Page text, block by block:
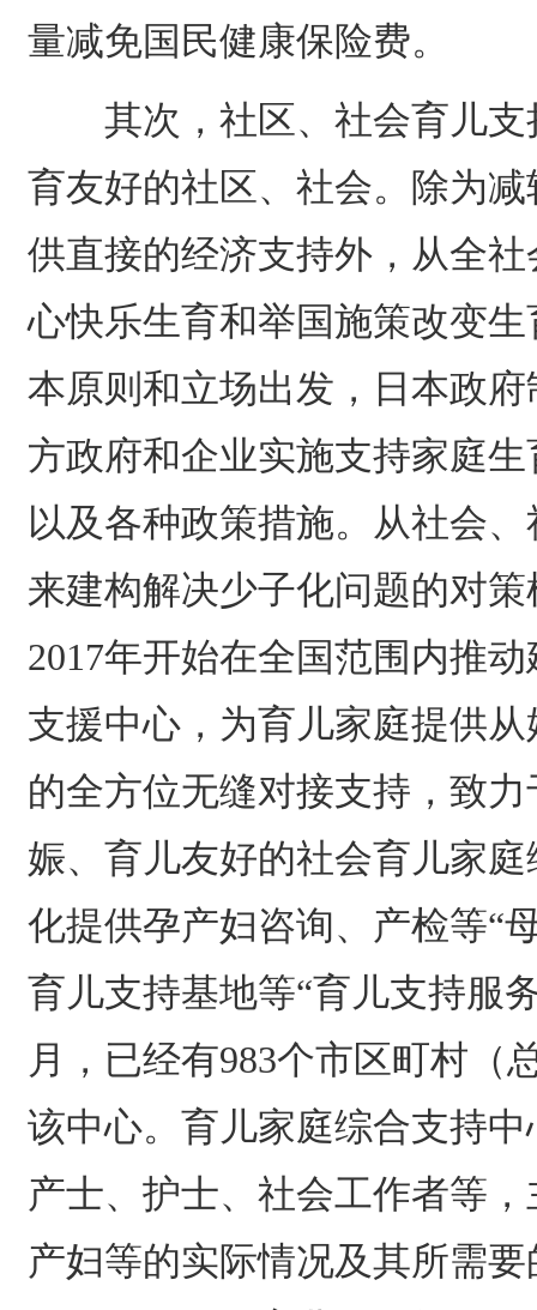
量减免国民健康保险费。
其次，社区、社会育儿支
育友好的社区、社会。除为
供直接的经济支持外，从全
心快乐生育和举国施策改变
本原则和立场出发，日本政
方政府和企业实施支持家庭
以及各种政策措施。从社会
来建构解决少子化问题的对
2017年开始在全国范围内推
支援中心，为育儿家庭提供
的全方位无缝对接支持，致
娠、育儿友好的社会育儿家
化提供孕产妇咨询、产检等“
育儿支持基地等“育儿支持服
月，已经有983个市区町村（
该中心。育儿家庭综合支持
产士、护士、社会工作者等
产妇等的实际情况及其所需